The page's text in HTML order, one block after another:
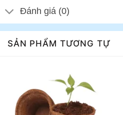
Đánh giá (0)
SẢN PHẨM TƯƠNG TỰ